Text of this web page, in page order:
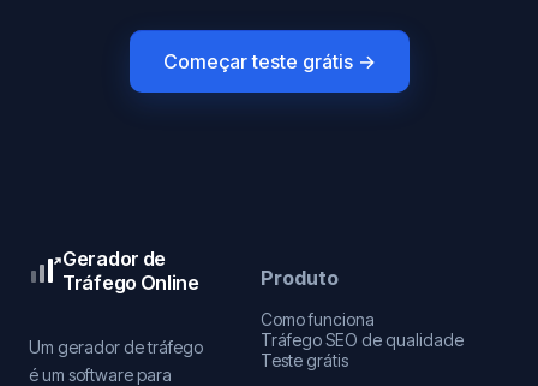
Começar teste grátis →
Gerador de
Tráfego Online
Um gerador de tráfego
é um software para
Produto
Como funciona
Tráfego SEO de qualidade
Teste grátis